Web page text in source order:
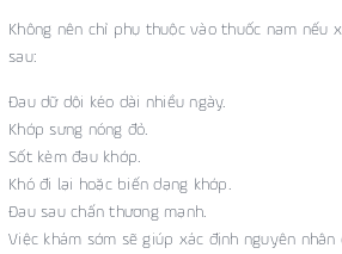
Không nên chỉ phụ thuộc vào thuốc nam nếu
sau:
Đau dữ dội kéo dài nhiều ngày.
Khớp sưng nóng đỏ.
Sốt kèm đau khớp.
Khó đi lại hoặc biến dạng khớp.
Đau sau chấn thương mạnh.
Việc khám sớm sẽ giúp xác định nguyên